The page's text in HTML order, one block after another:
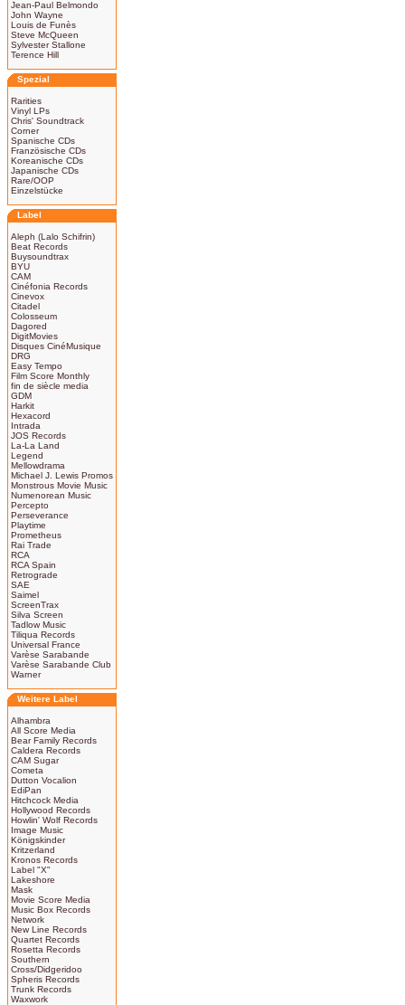
Jean-Paul Belmondo
John Wayne
Louis de Funès
Steve McQueen
Sylvester Stallone
Terence Hill
Spezial
Rarities
Vinyl LPs
Chris' Soundtrack
Corner
Spanische CDs
Französische CDs
Koreanische CDs
Japanische CDs
Rare/OOP
Einzelstücke
Label
Aleph (Lalo Schifrin)
Beat Records
Buysoundtrax
BYU
CAM
Cinéfonia Records
Cinevox
Citadel
Colosseum
Dagored
DigitMovies
Disques CinéMusique
DRG
Easy Tempo
Film Score Monthly
fin de siècle media
GDM
Harkit
Hexacord
Intrada
JOS Records
La-La Land
Legend
Mellowdrama
Michael J. Lewis Promos
Monstrous Movie Music
Numenorean Music
Percepto
Perseverance
Playtime
Prometheus
Rai Trade
RCA
RCA Spain
Retrograde
SAE
Saimel
ScreenTrax
Silva Screen
Tadlow Music
Tiliqua Records
Universal France
Varèse Sarabande
Varèse Sarabande Club
Warner
Weitere Label
Alhambra
All Score Media
Bear Family Records
Caldera Records
CAM Sugar
Cometa
Dutton Vocalion
EdiPan
Hitchcock Media
Hollywood Records
Howlin' Wolf Records
Image Music
Königskinder
Kritzerland
Kronos Records
Label "X"
Lakeshore
Mask
Movie Score Media
Music Box Records
Network
New Line Records
Quartet Records
Rosetta Records
Southern
Cross/Didgeridoo
Spheris Records
Trunk Records
Waxwork